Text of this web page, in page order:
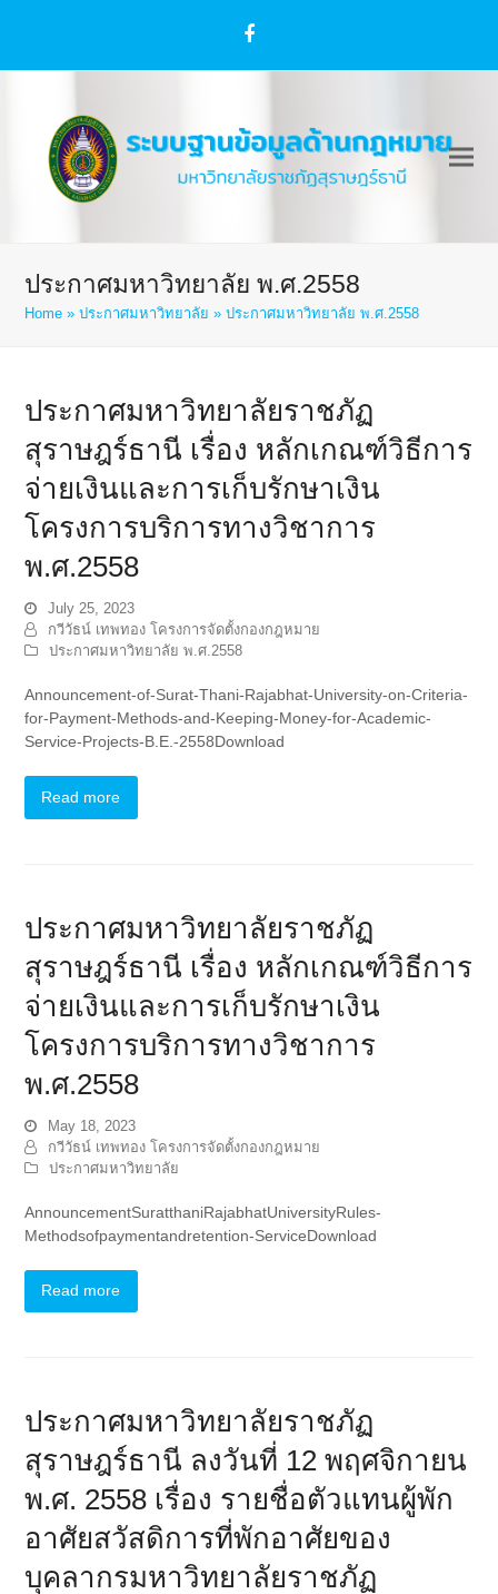
Facebook
ประกาศมหาวิทยาลัย พ.ศ.2558
Home »ประกาศมหาวิทยาลัย »ประกาศมหาวิทยาลัย พ.ศ.2558
ประกาศมหาวิทยาลัยราชภัฏ
สุราษฎร์ธานี เรื่อง หลักเกณฑ์วิธีการ
จ่ายเงินและการเก็บรักษาเงิน
โครงการบริการทางวิชาการ
พ.ศ.2558
July 25, 2023
กวีวัธน์ เทพทอง โครงการจัดตั้งกองกฎหมาย
ประกาศมหาวิทยาลัย พ.ศ.2558
Announcement-of-Surat-Thani-Rajabhat-University-on-Criteria-
for-Payment-Methods-and-Keeping-Money-for-Academic-
Service-Projects-B.E.-2558Download
Read more
ประกาศมหาวิทยาลัยราชภัฏ
สุราษฎร์ธานี เรื่อง หลักเกณฑ์วิธีการ
จ่ายเงินและการเก็บรักษาเงิน
โครงการบริการทางวิชาการ
พ.ศ.2558
May 18, 2023
กวีวัธน์ เทพทอง โครงการจัดตั้งกองกฎหมาย
ประกาศมหาวิทยาลัย
AnnouncementSuratthaniRajabhatUniversityRules-
Methodsofpaymentandretention-ServiceDownload
Read more
ประกาศมหาวิทยาลัยราชภัฏ
สุราษฎร์ธานี ลงวันที่ 12 พฤศจิกายน
พ.ศ. 2558 เรื่อง รายชื่อตัวแทนผู้พัก
อาศัยสวัสดิการที่พักอาศัยของ
บุคลากรมหาวิทยาลัยราชภัฏ